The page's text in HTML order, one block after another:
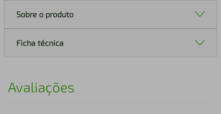
Sobre o produto
Ficha técnica
Avaliações